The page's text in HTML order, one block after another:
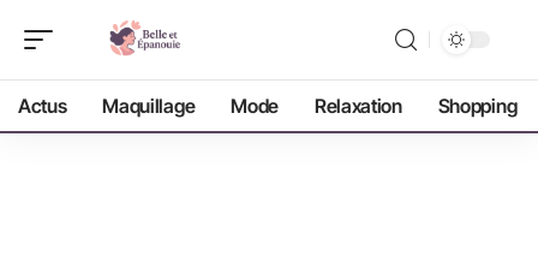
Actus Maquillage Mode Relaxation Shopping